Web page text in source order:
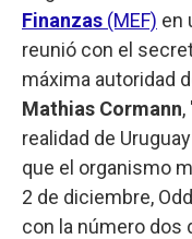
Finanzas (MEF) en
reunió con el
máxima autoridad
Mathias Cormann
realidad de
que el organismo
2 de diciembre,
con la número dos